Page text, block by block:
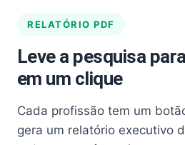
RELATÓRIO PDF
Leve a pesquisa
em um clique
Cada profissão tem um
gera um relatório executivo